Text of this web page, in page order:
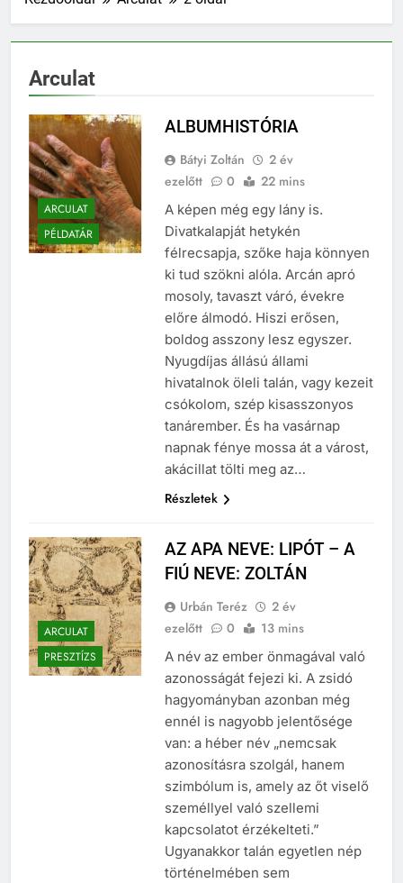
Arculat
ARCULAT
PÉLDATÁR
ALBUMHISTÓRIA
Bátyi Zoltán
2 év
ezelőtt
0 22 mins
A képen még egy lány is.
Divatkalapját hetykén
félrecsapja, szőke haja könnyen
ki tud szökni alóla. Arcán apró
mosoly, tavaszt váró, évekre
előre álmodó. Hiszi erősen,
boldog asszony lesz egyszer.
Nyugdíjas állású állami
hivatalnok öleli talán, vagy kezeit
csókolom, szép kisasszonyos
tanárember. És ha vasárnap
napnak fénye mossa át a várost,
akácillat tölti meg az…
Részletek
ARCULAT
PRESZTÍZS
AZ APA NEVE: LIPÓT – A
FIÚ NEVE: ZOLTÁN
Urbán Teréz
2 év
ezelőtt
0 13 mins
A név az ember önmagával való
azonosságát fejezi ki. A zsidó
hagyományban azonban még
ennél is nagyobb jelentősége
van: a héber név „nemcsak
azonosításra szolgál, hanem
szimbólum is, amely az őt viselő
személlyel való szellemi
kapcsolatot érzékelteti.”
Ugyanakkor talán egyetlen nép
történelmében sem